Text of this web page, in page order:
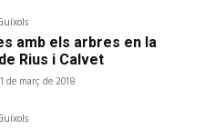
amb els arbres en la
Rius i Calvet
de març de 2018